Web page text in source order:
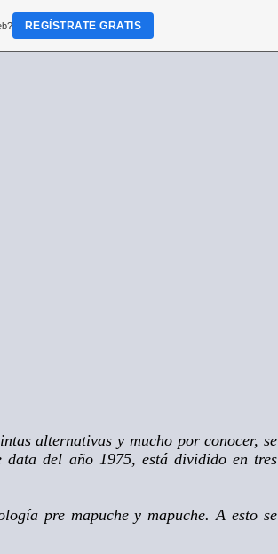
alternativas y mucho por conocer, se
del año 1975, está dividido en tres
pre mapuche y mapuche. A esto se
REGÍSTRATE GRATIS